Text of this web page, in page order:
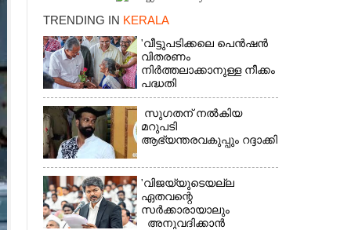
TRENDING IN KERALA
'വീട്ടുപടിക്കലെ പെൻഷൻ
വിതരണം
നിർത്തലാക്കാനുള്ള നീക്കം
പദ്ധതി
അവസാനിപ്പിക്കാനുള്ള
യുഡിഎഫ് അജണ്ടയുടെ
ആദ്യപടി'
സുഗതന് നൽകിയ
മറുപടി
ആഭ്യന്തരവകുപ്പും റദ്ദാക്കി
'വിജയ്‌യുടെയല്ല
ഏതവന്റെ
സർക്കാരായാലും
അനുവദിക്കാൻ